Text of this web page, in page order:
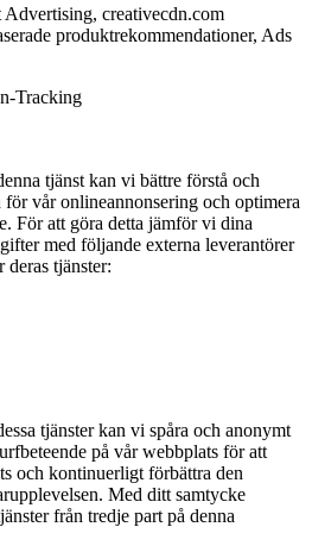
creativecdn.com
produktrekommendationer, Ads
Tracking
tjänst kan vi bättre förstå och
för vår onlineannonsering och optimera
För att göra detta jämför vi dina
med följande externa leverantörer
deras tjänster:
tjänster kan vi spåra och anonymt
på vår webbplats för att
och kontinuerligt förbättra den
Med ditt samtycke
från tredje part på denna